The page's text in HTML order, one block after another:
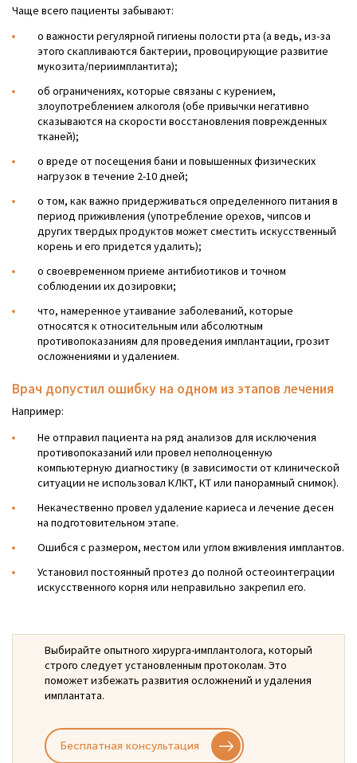
Чаще всего пациенты забывают:
о важности регулярной гигиены полости рта (а ведь, из-за
этого скапливаются бактерии, провоцирующие развитие
мукозита/периимплантита);
об ограничениях, которые связаны с курением,
злоупотреблением алкоголя (обе привычки негативно
сказываются на скорости восстановления поврежденных
тканей);
о вреде от посещения бани и повышенных физических
нагрузок в течение 2-10 дней;
о том, как важно придерживаться определенного питания в
период приживления (употребление орехов, чипсов и
других твердых продуктов может сместить искусственный
корень и его придется удалить);
о своевременном приеме антибиотиков и точном
соблюдении их дозировки;
что, намеренное утаивание заболеваний, которые
относятся к относительным или абсолютным
противопоказаниям для проведения имплантации, грозит
осложнениями и удалением.
Врач допустил ошибку на одном из этапов лечения
Например:
Не отправил пациента на ряд анализов для исключения
противопоказаний или провел неполноценную
компьютерную диагностику (в зависимости от клинической
ситуации не использовал КЛКТ, КТ или панорамный снимок).
Некачественно провел удаление кариеса и лечение десен
на подготовительном этапе.
Ошибся с размером, местом или углом вживления имплантов.
Установил постоянный протез до полной остеоинтеграции
искусственного корня или неправильно закрепил его.
Выбирайте опытного хирурга-имплантолога, который
строго следует установленным протоколам. Это
поможет избежать развития осложнений и удаления
имплантата.
Бесплатная консультация